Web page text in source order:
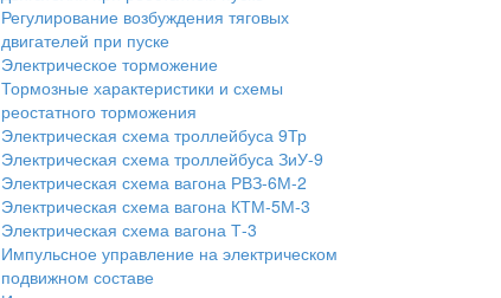
Регулирование возбуждения тяговых
двигателей при пуске
Электрическое торможение
Тормозные характеристики и схемы
реостатного торможения
Электрическая схема троллейбуса 9Тр
Электрическая схема троллейбуса ЗиУ-9
Электрическая схема вагона РВЗ-6М-2
Электрическая схема вагона КТМ-5М-3
Электрическая схема вагона Т-3
Импульсное управление на электрическом
подвижном составе